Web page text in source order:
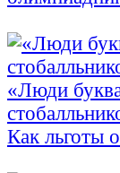
«Люди
Как льготы